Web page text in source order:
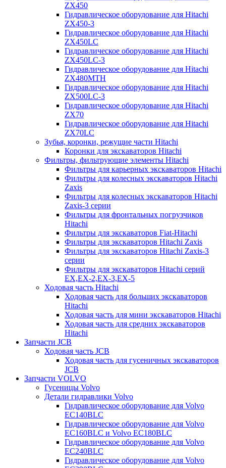
ZX450
Гидравлическое оборудование для Hitachi
ZX450-3
Гидравлическое оборудование для Hitachi
ZX450LC
Гидравлическое оборудование для Hitachi
ZX450LC-3
Гидравлическое оборудование для Hitachi
ZX480MTH
Гидравлическое оборудование для Hitachi
ZX500LC-3
Гидравлическое оборудование для Hitachi
ZX70
Гидравлическое оборудование для Hitachi
ZX70LC
Зубья, коронки, режущие части Hitachi
Коронки для экскаваторов Hitachi
Фильтры, фильтрующие элементы Hitachi
Фильтры для карьерных экскаваторов Hitachi
Фильтры для колесных экскаваторов Hitachi
Zaxis
Фильтры для колесных экскаваторов Hitachi
Zaxis-3 серии
Фильтры для фронтальных погрузчиков
Hitachi
Фильтры для экскаваторов Fiat-Hitachi
Фильтры для экскаваторов Hitachi Zaxis
Фильтры для экскаваторов Hitachi Zaxis-3
серии
Фильтры для экскаваторов Hitachi серий
EX,EX-2,EX-3,EX-5
Ходовая часть Hitachi
Ходовая часть для больших экскаваторов
Hitachi
Ходовая часть для мини экскаваторов Hitachi
Ходовая часть для средних экскаваторов
Hitachi
Запчасти JCB
Ходовая часть JCB
Ходовая часть для гусеничных экскаваторов
JCB
Запчасти VOLVO
Гусеницы Volvo
Детали гидравлики Volvo
Гидравлическое оборудование для Volvo
EC140BLC
Гидравлическое оборудование для Volvo
EC160BLC и Volvo EC180BLC
Гидравлическое оборудование для Volvo
EC240BLC
Гидравлическое оборудование для Volvo